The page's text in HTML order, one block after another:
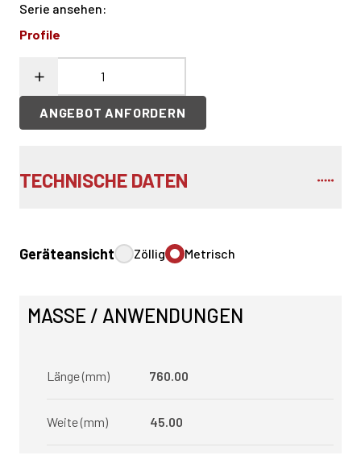
Serie ansehen:
Profile
ANGEBOT ANFORDERN
TECHNISCHE DATEN
Geräteansicht Zöllig Metrisch
MASSE / ANWENDUNGEN
Länge (mm) 760.00
Weite (mm) 45.00